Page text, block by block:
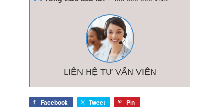
LIÊN HỆ TƯ VẤN VIÊN
Facebook Tweet Pin